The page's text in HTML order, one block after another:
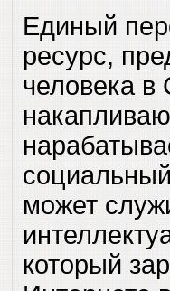
Единый
ресурс,
человека в
может
который